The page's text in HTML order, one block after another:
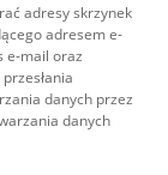
adresy skrzynek
adresem e-
e-mail oraz
danych przez
danych